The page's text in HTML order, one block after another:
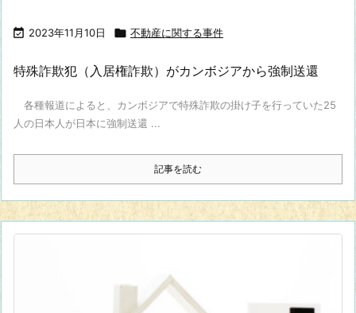
 2023年11月10日  不動産に関する事件
特殊詐欺犯（入居権詐欺）がカンボジアから強制送還
各種報道によると、カンボジアで特殊詐欺の掛け子を行っていた25
人の日本人が日本に強制送還 ...
記事を読む